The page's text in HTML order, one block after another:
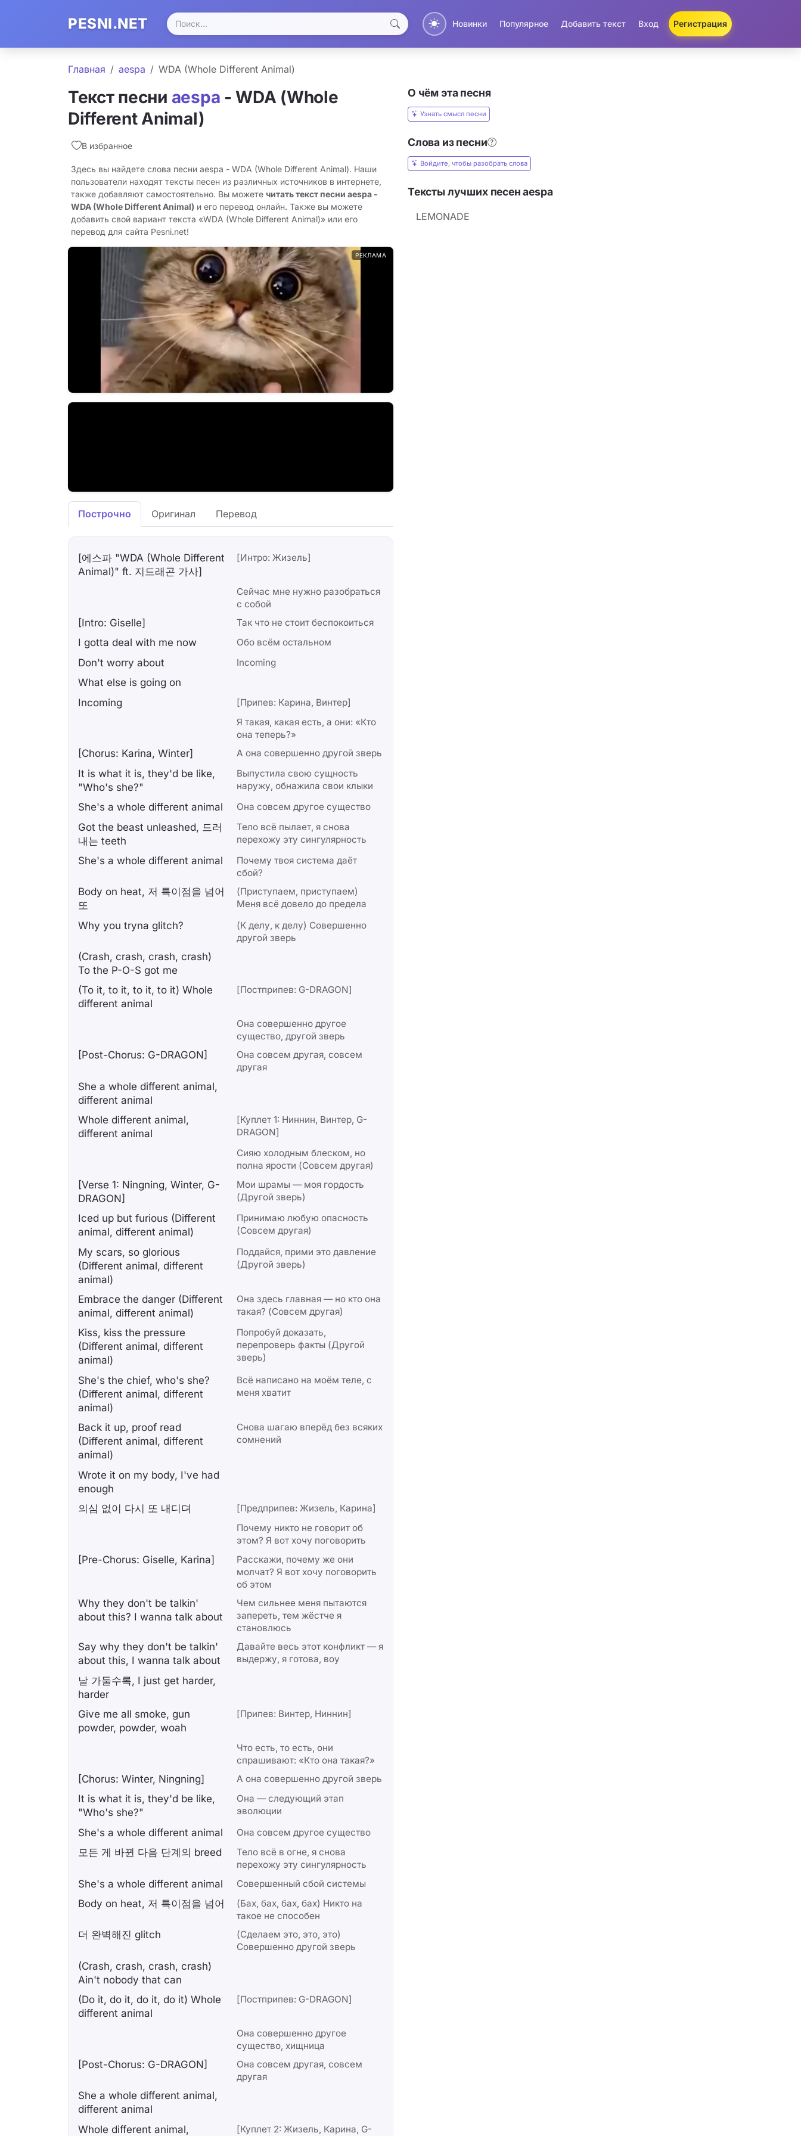
PESNI.NET Новинки Популярное Добавить текст Вход Регистрация
Главная aespa WDA (Whole Different Animal)
Текст песни aespa - WDA (Whole
Different Animal)
В избранное
Здесь вы найдете слова песни aespa - WDA (Whole Different Animal). Наши
пользователи находят тексты песен из различных источников в интернете,
также добавляют самостоятельно. Вы можете читать текст песни aespa -
WDA (Whole Different Animal) и его перевод онлайн. Также вы можете
добавить свой вариант текста «WDA (Whole Different Animal)» или его
перевод для сайта Pesni.net!
РЕКЛАМА
Построчно Оригинал Перевод
[에스파 "WDA (Whole Different
Animal)" ft. 지드래곤 가사]
[Интро: Жизель]
Сейчас мне нужно разобраться
с собой
[Intro: Giselle] Так что не стоит беспокоиться
I gotta deal with me now Обо всём остальном
Don't worry about Incoming
What else is going on
Incoming
[Припев: Карина, Винтер]
Я такая, какая есть, а они: «Кто
она теперь?»
[Chorus: Karina, Winter] А она совершенно другой зверь
It is what it is, they'd be like,
"Who's she?"
Выпустила свою сущность
наружу, обнажила свои клыки
She's a whole different animal Она совсем другое существо
Got the beast unleashed, 드러
내는 teeth
Тело всё пылает, я снова
перехожу эту сингулярность
She's a whole different animal
Почему твоя система даёт
сбой?
Body on heat, 저 특이점을 넘어
또
(Приступаем, приступаем)
Меня всё довело до предела
Why you tryna glitch?
(К делу, к делу) Совершенно
другой зверь
(Crash, crash, crash, crash)
To the P-O-S got me
(To it, to it, to it, to it) Whole
different animal
[Постприпев: G-DRAGON]
Она совершенно другое
существо, другой зверь
[Post-Chorus: G-DRAGON]
Она совсем другая, совсем
другая
She a whole different animal,
different animal
Whole different animal,
different animal
[Куплет 1: Ниннин, Винтер, G-
DRAGON]
Сияю холодным блеском, но
полна ярости (Совсем другая)
[Verse 1: Ningning, Winter, G-
DRAGON]
Мои шрамы — моя гордость
(Другой зверь)
Iced up but furious (Different
animal, different animal)
Принимаю любую опасность
(Совсем другая)
My scars, so glorious
(Diffеrent animal, different
animal)
Поддайся, прими это давление
(Другой зверь)
Embracе the danger (Different
animal, different animal)
Она здесь главная — но кто она
такая? (Совсем другая)
Kiss, kiss the pressure
(Different animal, different
animal)
Попробуй доказать,
перепроверь факты (Другой
зверь)
She's the chief, who's she?
(Different animal, different
animal)
Всё написано на моём теле, с
меня хватит
Back it up, proof read
(Different animal, different
animal)
Снова шагаю вперёд без всяких
сомнений
Wrote it on my body, I've had
enough
의심 없이 다시 또 내디뎌
[Предприпев: Жизель, Карина]
Почему никто не говорит об
этом? Я вот хочу поговорить
[Pre-Chorus: Giselle, Karina]
Расскажи, почему же они
молчат? Я вот хочу поговорить
об этом
Why they don't be talkin'
about this? I wanna talk about
Чем сильнее меня пытаются
запереть, тем жёстче я
становлюсь
Say why they don't be talkin'
about this, I wanna talk about
Давайте весь этот конфликт — я
выдержу, я готова, воу
날 가둘수록, I just get harder,
harder
Give me all smoke, gun
powder, powder, woah
[Припев: Винтер, Ниннин]
Что есть, то есть, они
спрашивают: «Кто она такая?»
[Chorus: Winter, Ningning] А она совершенно другой зверь
It is what it is, they'd be like,
"Who's she?"
Она — следующий этап
эволюции
She's a whole different animal Она совсем другое существо
모든 게 바뀐 다음 단계의 breed
Тело всё в огне, я снова
перехожу эту сингулярность
She's a whole different animal Совершенный сбой системы
Body on heat, 저 특이점을 넘어
(Бах, бах, бах, бах) Никто на
такое не способен
더 완벽해진 glitch
(Сделаем это, это, это)
Совершенно другой зверь
(Crash, crash, crash, crash)
Ain't nobody that can
(Do it, do it, do it, do it) Whole
different animal
[Постприпев: G-DRAGON]
Она совершенно другое
существо, хищница
[Post-Chorus: G-DRAGON]
Она совсем другая, совсем
другая
She a whole different animal,
different animal
Whole different animal,
[Куплет 2: Жизель, Карина, G-
О чём эта песня
Узнать смысл песни
Слова из песни
Войдите, чтобы разобрать слова
Тексты лучших песен aespa
LEMONADE